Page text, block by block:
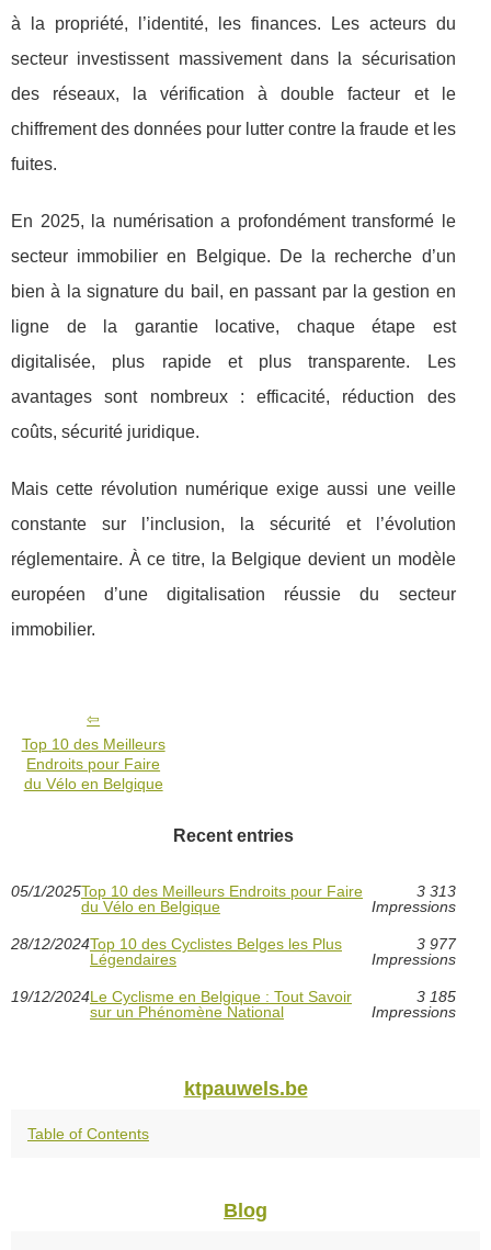
à la propriété, l’identité, les finances. Les acteurs du
secteur investissent massivement dans la sécurisation
des réseaux, la vérification à double facteur et le
chiffrement des données pour lutter contre la fraude et les
fuites.
En 2025, la numérisation a profondément transformé le
secteur immobilier en Belgique. De la recherche d’un
bien à la signature du bail, en passant par la gestion en
ligne de la garantie locative, chaque étape est
digitalisée, plus rapide et plus transparente. Les
avantages sont nombreux : efficacité, réduction des
coûts, sécurité juridique.
Mais cette révolution numérique exige aussi une veille
constante sur l’inclusion, la sécurité et l’évolution
réglementaire. À ce titre, la Belgique devient un modèle
européen d’une digitalisation réussie du secteur
immobilier.
Top 10 des Meilleurs
Endroits pour Faire
du Vélo en Belgique
Recent entries
05/1/2025Top 10 des Meilleurs Endroits pour Faire
du Vélo en Belgique
3 313
Impressions
28/12/2024Top 10 des Cyclistes Belges les Plus
Légendaires
3 977
Impressions
19/12/2024Le Cyclisme en Belgique : Tout Savoir
sur un Phénomène National
3 185
Impressions
ktpauwels.be
Table of Contents
Blog